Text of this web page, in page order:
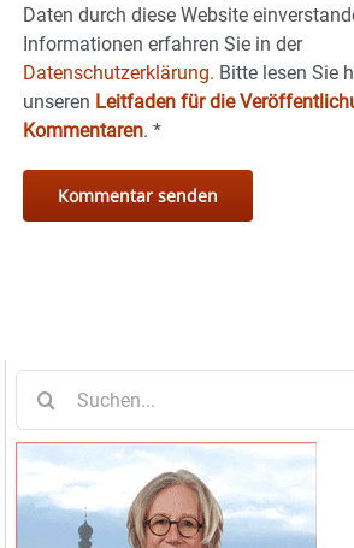
Daten durch diese Website
Informationen erfahren Sie in der
Datenschutzerklärung. Bitte lesen Sie
unseren Leitfaden für die
Kommentaren. *
nach: